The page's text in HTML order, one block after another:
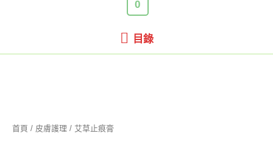
目
目錄
0
首頁 / 皮膚護理 / 艾草止痕膏